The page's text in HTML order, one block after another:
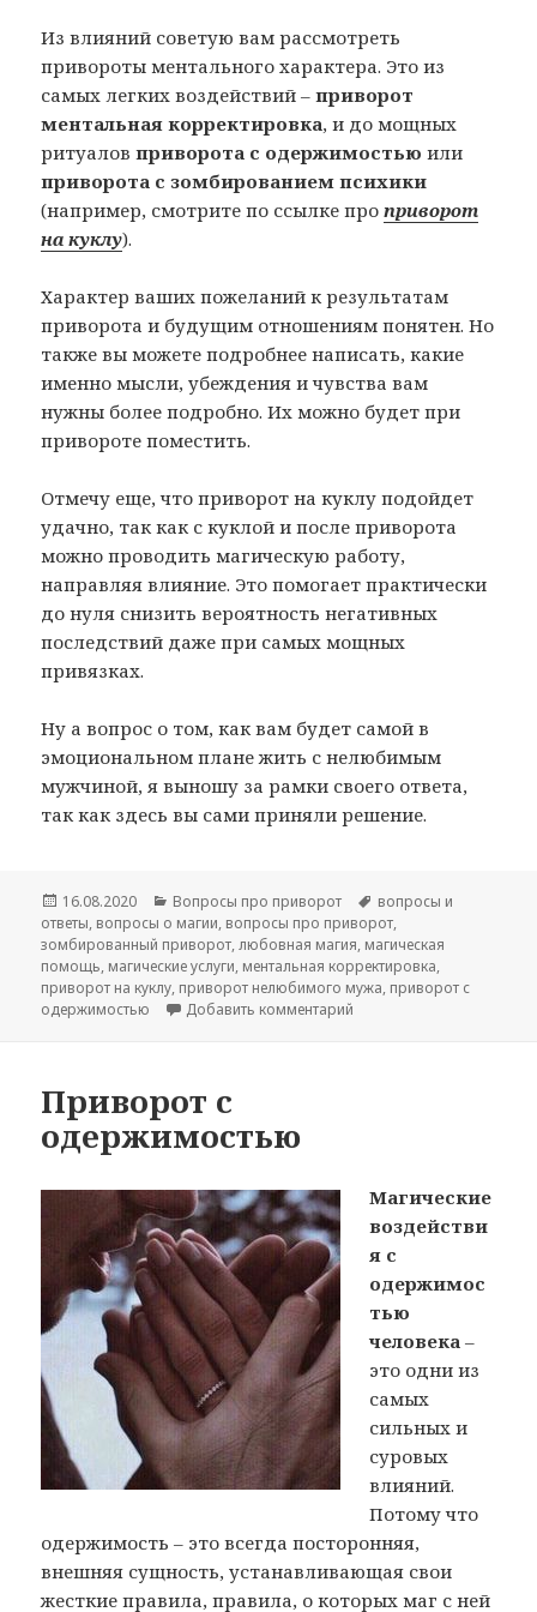
Из влияний советую вам рассмотреть
привороты ментального характера. Это из
самых легких воздействий –приворот
ментальная корректировка, и до мощных
ритуаловприворота с одержимостью или
приворота с зомбированием психики
(например, смотрите по ссылке проприворот
на куклу).
Характер ваших пожеланий к результатам
приворота и будущим отношениям понятен. Но
также вы можете подробнее написать, какие
именно мысли, убеждения и чувства вам
нужны более подробно. Их можно будет при
привороте поместить.
Отмечу еще, что приворот на куклу подойдет
удачно, так как с куклой и после приворота
можно проводить магическую работу,
направляя влияние. Это помогает практически
до нуля снизить вероятность негативных
последствий даже при самых мощных
привязках.
Ну а вопрос о том, как вам будет самой в
эмоциональном плане жить с нелюбимым
мужчиной, я выношу за рамки своего ответа,
так как здесь вы сами приняли решение.
Опубликовано
16.08.2020 Рубрики
Вопросы про приворот Метки
вопросы и
ответы, вопросы о магии, вопросы про приворот,
зомбированный приворот,любовная магия, магическая
помощь, магические услуги, ментальная корректировка,
приворот на куклу, приворот нелюбимого мужа, приворот с
одержимостью
Добавить комментарий
Приворот с
одержимостью
Магические
воздействи
я с
одержимос
тью
человека –
это одни из
самых
сильных и
суровых
влияний.
Потому что
одержимость – это всегда посторонняя,
внешняя сущность, устанавливающая свои
жесткие правила, правила, о которых маг с ней